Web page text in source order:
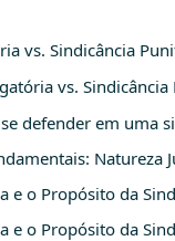
vs. Sindicância
vs.
defender em uma
Natureza
e o Propósito da
e o Propósito da